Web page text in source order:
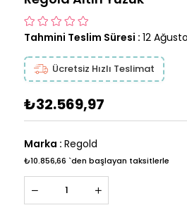
Tahmini Teslim Süresi : 12
Ücretsiz Hızlı Teslimat
₺32.569,97
Marka : Regold
₺10.856,66 `den başlayan taksitlerle